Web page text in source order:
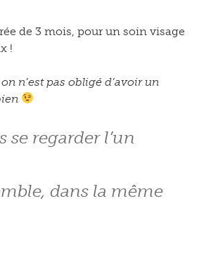
de 3 mois, pour un soin visage
!
n’est pas obligé d’avoir un
se regarder l’un
dans la même